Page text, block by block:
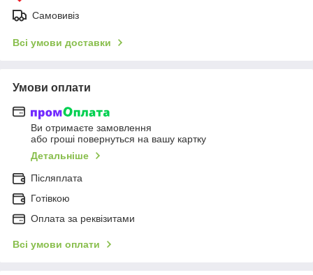
Самовивіз
Всі умови доставки
Умови оплати
Ви отримаєте замовлення
або гроші повернуться на вашу картку
Детальніше
Післяплата
Готівкою
Оплата за реквізитами
Всі умови оплати